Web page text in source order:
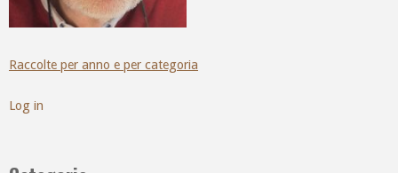
Raccolte per anno e per categoria
Log in